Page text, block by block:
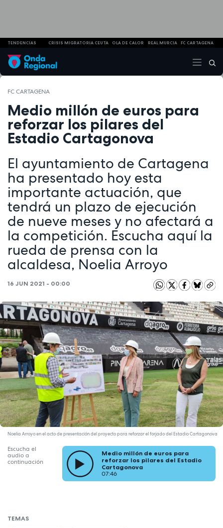
TENDENCIAS CRISIS MIGRATORIA CEUTA OLA DE CALOR REAL MURCIA FC CARTAGENA
FC CARTAGENA
Medio millón de euros para
reforzar los pilares del
Estadio Cartagonova
El ayuntamiento de Cartagena
ha presentado hoy esta
importante actuación, que
tendrá un plazo de ejecución
de nueve meses y no afectará a
la competición. Escucha aquí la
rueda de prensa con la
alcaldesa, Noelia Arroyo
16 JUN 2021 - 00:00
Noelia Arroyo en el acto de presentación del proyecto para reforzar el forjado del Estadio Cartagonova
Escucha el
audio a
continuación
Medio millón de euros para
reforzar los pilares del Estadio
Cartagonova
07:46
TEMAS